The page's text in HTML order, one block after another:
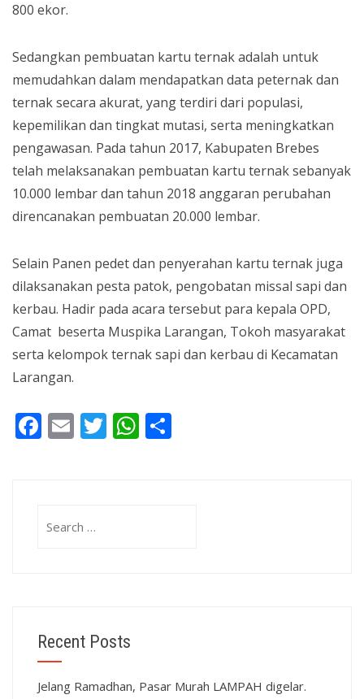
800 ekor.
Sedangkan pembuatan kartu ternak adalah untuk
memudahkan dalam mendapatkan data peternak dan
ternak secara akurat, yang terdiri dari populasi,
kepemilikan dan tingkat mutasi, serta meningkatkan
pengawasan. Pada tahun 2017, Kabupaten Brebes
telah melaksanakan pembuatan kartu ternak sebanyak
10.000 lembar dan tahun 2018 anggaran perubahan
direncanakan pembuatan 20.000 lembar.
Selain Panen pedet dan penyerahan kartu ternak juga
dilaksanakan pesta patok, pengobatan missal sapi dan
kerbau. Hadir pada acara tersebut para kepala OPD,
Camat beserta Muspika Larangan, Tokoh masyarakat
serta kelompok ternak sapi dan kerbau di Kecamatan
Larangan.
Facebook
EmailTwitterWhatsApp
Recent Posts
Jelang Ramadhan, Pasar Murah LAMPAH digelar.